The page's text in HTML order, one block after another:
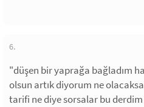
6.
"düşen bir yaprağa bağladım
olsun artık diyorum ne
tarifi ne diye sorsalar bu